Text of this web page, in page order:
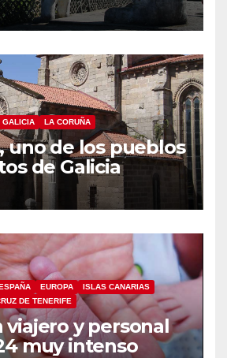
GALICIA LA CORUÑA
uno de los pueblos
de Galicia
EUROPA
ISLAS CANARIAS
DE TENERIFE
viajero y personal
muy intenso